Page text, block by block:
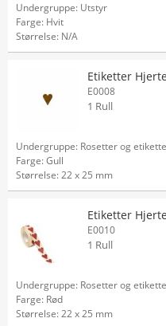
Undergruppe: Utstyr
Farge: Hvit
Størrelse: N/A
Etiketter
E0008
1 Rull
Undergruppe: Rosetter og
Farge: Gull
Størrelse: 22 x 25 mm
Etiketter
E0010
1 Rull
Undergruppe: Rosetter og
Farge: Rød
Størrelse: 22 x 25 mm